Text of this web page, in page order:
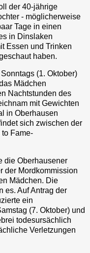
der 40-jährige
- möglicherweise
Tage in einen
in Dinslaken
Essen und Trinken
haben.
(1. Oktober)
Mädchen
Nachtstunden des
mit Gewichten
in Oberhausen
sich zwischen der
Fame-
die Oberhausener
der Mordkommission
Mädchen. Die
es. Auf Antrag der
ein
(7. Oktober) und
todesursächlich
Verletzungen